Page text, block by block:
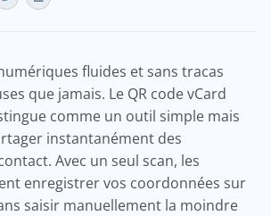
fluides et sans tracas
que jamais. Le QR code vCard
comme un outil simple mais
instantanément des
Avec un seul scan, les
enregistrer vos coordonnées sur
saisir manuellement la moindre